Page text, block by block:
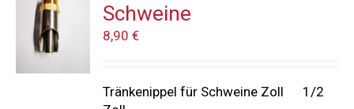
Schweine
8,90€
Tränkenippel für Schweine Zoll 1/2